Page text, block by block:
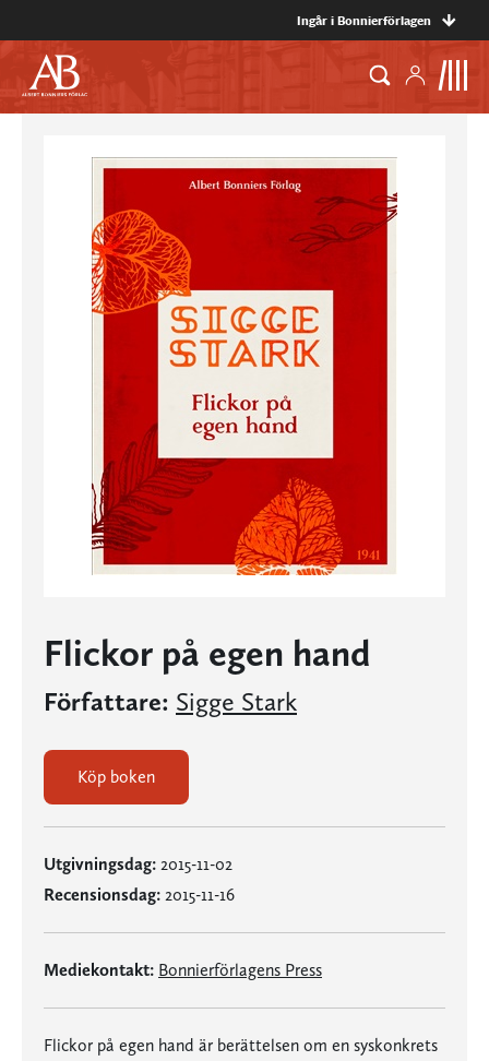
Ingår i Bonnierförlagen
Flickor på egen hand
Författare: Sigge Stark
Köp boken
Utgivningsdag: 2015-11-02
Recensionsdag: 2015-11-16
Mediekontakt: Bonnierförlagens Press
Flickor på egen hand är berättelsen om en syskonkrets